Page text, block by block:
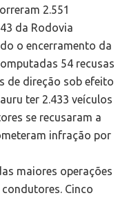
2.551
da Rodovia
o encerramento da
54 recusas
de direção sob efeito
ter 2.433 veículos
se recusaram a
infração por
maiores operações
condutores. Cinco